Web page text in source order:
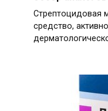
Стрептоцидовая
средство,